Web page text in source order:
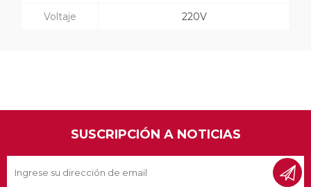
Voltaje 220V
SUSCRIPCIÓN A NOTICIAS